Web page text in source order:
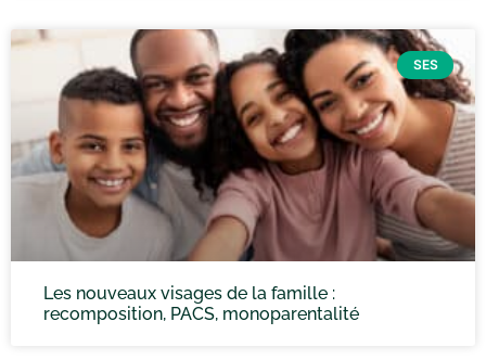
SES
Les nouveaux visages de la famille :
recomposition, PACS, monoparentalité